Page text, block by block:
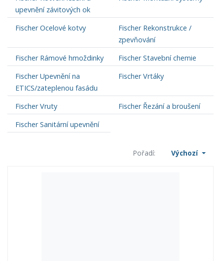
upevnění závitových ok
Fischer Ocelové kotvy
Fischer Rekonstrukce /
zpevňování
Fischer Rámové hmoždinky
Fischer Stavební chemie
Fischer Upevnění na
ETICS/zateplenou fasádu
Fischer Vrtáky
Fischer Vruty
Fischer Řezání a broušení
Fischer Sanitární upevnění
Pořadí: Výchozí